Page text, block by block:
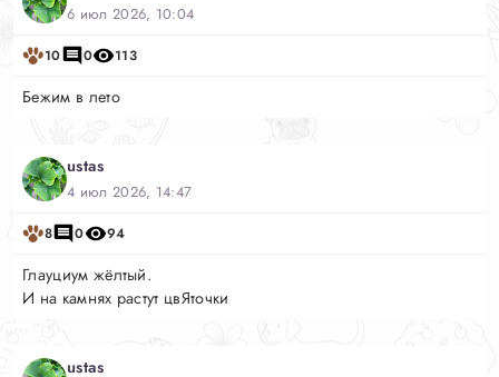
6 июл 2026, 10:04
10 0 113
Бежим в лето
ustas
4 июл 2026, 14:47
8 0 94
Глауциум жёлтый.
И на камнях растут цвЯточки
ustas